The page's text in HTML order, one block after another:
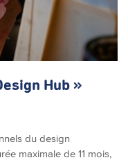
Hub »
du design
maximale de 11 mois,